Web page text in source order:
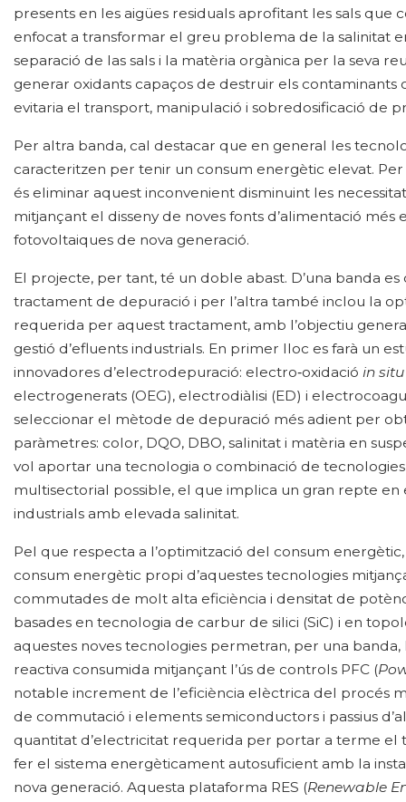
presents en les aigües residuals aprofitant les sals que
enfocat a transformar el greu problema de la salinitat
separació de las sals i la matèria orgànica per la seva
generar oxidants capaços de destruir els contaminants
evitaria el transport, manipulació i sobredosificació de
Per altra banda, cal destacar que en general les
caracteritzen per tenir un consum energètic elevat.
és eliminar aquest inconvenient disminuint les
mitjançant el disseny de noves fonts d’alimentació més
fotovoltaiques de nova generació.
El projecte, per tant, té un doble abast. D’una banda
tractament de depuració i per l’altra també inclou la
requerida per aquest tractament, amb l’objectiu
gestió d’efluents industrials. En primer lloc es farà un
innovadores d’electrodepuració: electro‐oxidació in
electrogenerats (OEG), electrodiàlisi (ED) i
seleccionar el mètode de depuració més adient per
paràmetres: color, DQO, DBO, salinitat i matèria en
vol aportar una tecnologia o combinació de
multisectorial possible, el que implica un gran repte
industrials amb elevada salinitat.
Pel que respecta a l’optimització del consum
consum energètic propi d’aquestes tecnologies
commutades de molt alta eficiència i densitat de
basades en tecnologia de carbur de silici (SiC) i en
aquestes noves tecnologies permetran, per una
reactiva consumida mitjançant l’ús de controls PFC (
notable increment de l’eficiència elèctrica del procés
de commutació i elements semiconductors i passius
quantitat d’electricitat requerida per portar a terme el
fer el sistema energèticament autosuficient amb la
nova generació. Aquesta plataforma RES (Renewable